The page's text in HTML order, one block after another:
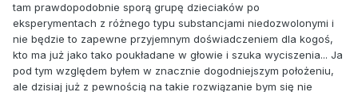
tam prawdopodobnie sporą grupę dzieciaków po
eksperymentach z różnego typu substancjami niedozwolonymi i
nie będzie to zapewne przyjemnym doświadczeniem dla kogoś,
kto ma już jako tako poukładane w głowie i szuka wyciszenia... Ja
pod tym względem byłem w znacznie dogodniejszym położeniu,
ale dzisiaj już z pewnością na takie rozwiązanie bym się nie